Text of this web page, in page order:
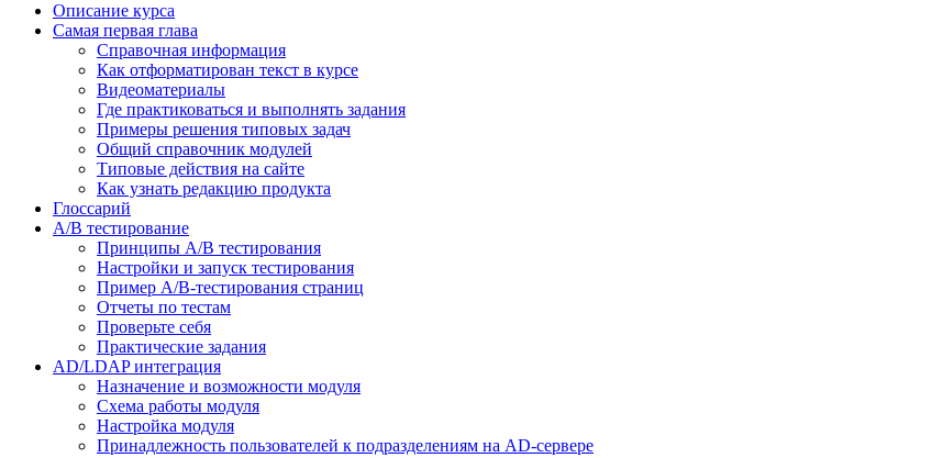
Описание курса
Самая первая глава
Справочная информация
Как отформатирован текст в курсе
Видеоматериалы
Где практиковаться и выполнять задания
Примеры решения типовых задач
Общий справочник модулей
Типовые действия на сайте
Как узнать редакцию продукта
Глоссарий
A/B тестирование
Принципы A/B тестирования
Настройки и запуск тестирования
Пример A/B-тестирования страниц
Отчеты по тестам
Проверьте себя
Практические задания
AD/LDAP интеграция
Назначение и возможности модуля
Схема работы модуля
Настройка модуля
Принадлежность пользователей к подразделениям на AD-сервере